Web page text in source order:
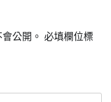
公開。 必填欄位標